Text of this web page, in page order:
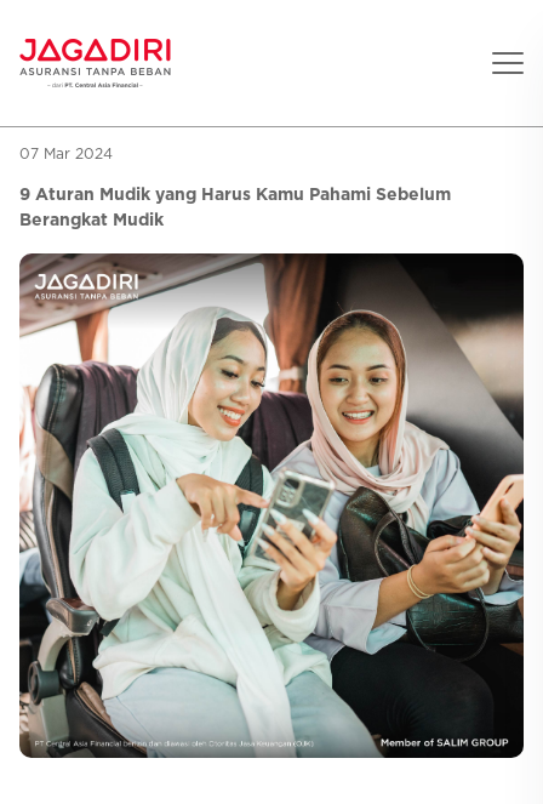
Beranda
Asuransi Pribadi
Aman
Jiwa
Gigi
Lifestyle
Asuransi Ramean
Jaga Konser
Jaga Liburan
Jaga Aman Instan
Jaga Gamers
Asuransi Korporat
Asuransi Jiwa
Asuransi Kecelakaan
Asuransi Kesehatan
Promo
Hitung Premi
Layanan
Selfcare
07 Mar 2024
9 Aturan Mudik yang Harus Kamu Pahami Sebelum
Berangkat Mudik